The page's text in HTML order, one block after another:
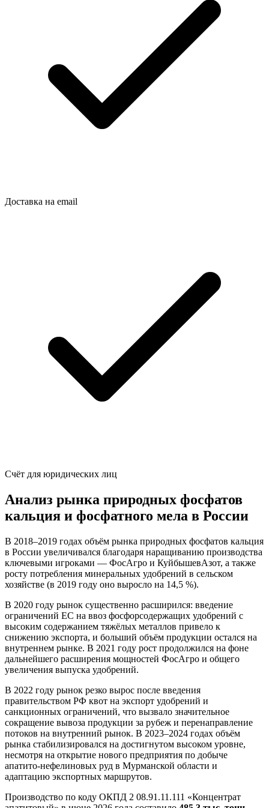
Доставка на email
Счёт для юридических лиц
Анализ рынка природных фосфатов
кальция и фосфатного мела в России
В 2018–2019 годах объём рынка природных фосфатов кальция
в России увеличивался благодаря наращиванию производства
ключевыми игроками — ФосАгро и КуйбышевАзот, а также
росту потребления минеральных удобрений в сельском
хозяйстве (в 2019 году оно выросло на 14,5 %).
В 2020 году рынок существенно расширился: введение
ограничений ЕС на ввоз фосфорсодержащих удобрений с
высоким содержанием тяжёлых металлов привело к
снижению экспорта, и больший объём продукции остался на
внутреннем рынке. В 2021 году рост продолжился на фоне
дальнейшего расширения мощностей ФосАгро и общего
увеличения выпуска удобрений.
В 2022 году рынок резко вырос после введения
правительством РФ квот на экспорт удобрений и
санкционных ограничений, что вызвало значительное
сокращение вывоза продукции за рубеж и перенаправление
потоков на внутренний рынок. В 2023–2024 годах объём
рынка стабилизировался на достигнутом высоком уровне,
несмотря на открытие нового предприятия по добыче
апатито-нефелиновых руд в Мурманской области и
адаптацию экспортных маршрутов.
Производство по коду ОКПД 2 08.91.11.111 «Концентрат